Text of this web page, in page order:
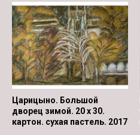
Царицыно. Большой
дворец зимой. 20 х 30.
картон. сухая пастель. 2017